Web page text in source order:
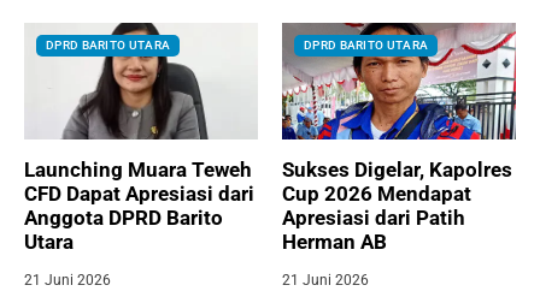
DPRD BARITO UTARA
Launching Muara Teweh
CFD Dapat Apresiasi dari
Anggota DPRD Barito
Utara
21 Juni 2026
DPRD BARITO UTARA
Sukses Digelar, Kapolres
Cup 2026 Mendapat
Apresiasi dari Patih
Herman AB
21 Juni 2026